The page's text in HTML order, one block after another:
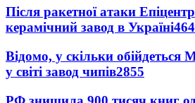
Після ракетної атаки
керамічний завод в Україні
Відомо, у скільки обійдеться
у світі завод чипів2855